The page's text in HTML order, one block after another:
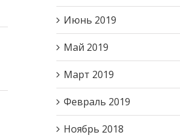
Июнь 2019
Май 2019
Март 2019
Февраль 2019
Ноябрь 2018